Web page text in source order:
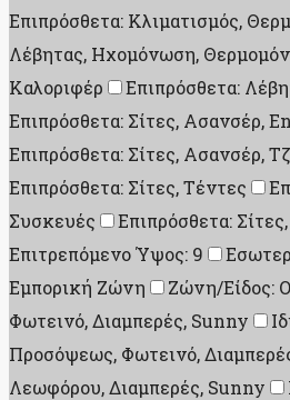
Επιπρόσθετα: Κλιματισμός,
Λέβητας, Ηχομόνωση,
Καλοριφέρ
Επιπρόσθετα:
Επιπρόσθετα: Σίτες, Ασανσέρ,
Επιπρόσθετα: Σίτες, Ασανσέρ,
Επιπρόσθετα: Σίτες, Τέντες
Συσκευές
Επιπρόσθετα:
Επιτρεπόμενο Ύψος: 9
Εμπορική Ζώνη
Ζώνη/Είδος:
Φωτεινό, Διαμπερές, Sunny
Προσόψεως, Φωτεινό,
Λεωφόρου, Διαμπερές, Sunny